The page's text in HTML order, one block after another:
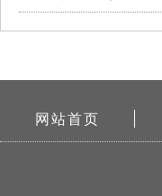
网站首页